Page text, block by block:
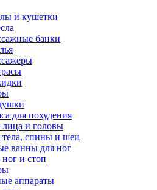
и кушетки
банки
для похудения
лица и головы
тела, спины и шеи
ванны для ног
и стоп
аппараты